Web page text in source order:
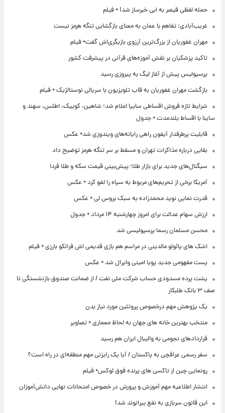
حمله لفظی قیصر به ابی خبرساز شد! + فیلم
غریب‌آبادی: تفاهم با عمان به معنای بازگشایی تنگه هرمز نیست
مهران غفوریان از بزرگ‌ترین آرزوی بازیگری‌اش گفت+ فیلم
تاکید پزشکیان بر نقش آموزه‌های قرآنی در پیشرفت کشور
پرسپولیس پیش از آغاز لیگ به پیروزی رسید
بازگشت مهران غفوریان به قاب تلویزیون با سریالی نوستالژیک + فیلم
شرایط تازه فروش اقساطی سایپا اعلام شد؛ شاهین، کوییک، اطلس، سهند و
ساینا با اقساط بلندمدت + جدول
قابلیت پرطرفدار آیفون راهی رایانه‌های ویندوزی شد+ عکس
بقایی درباره مذاکرات تهران و مسقط بر سر تنگه هرمز توضیح داد
سیگنال‌های جدید برای بازار طلا؛ پیش‌بینی قیمت سکه و طلا فردا
آمریکا برخی از تحریم‌های مربوط به سپاه را لغو کرد + عکس
قدرت نمایی نوید محمدزاده به سبک بروس لی + عکس
ارزش سهام عدالت برای امروز چهارشنبه ۱۴ مرداد + جدول
محسن مسلمان رسما پرسپولیسی شد
اشک های پائولو مالدینی در مراسم هم بازی قدیمی اش فرانکو بارزی + فیلم
پست مفهومی جدید پویا امینی وایرال شد + عکس
پشت پرده‌ مسدودی حساب شرکت ملی نفت / از ضمانت صندوق بازنشستگی تا
صف ۳ بانک طلبکار
یک پژوهش مهم درخصوص پروتئین مورد نیاز بدن
منتخب بهترین خانه های جهان به لحاظ معماری + تصاویر
قراردادهای نجومی به والیبال ایران هم رسید
سفر رسمی عراقچی به پاکستان / آیا یک رایزنی مهم منطقه‌ای در راه است؟
رونمایی چین از تاکسی های پرنده فوق لوکس+ فیلم
انتشار اطلاعیه مهم آموزش و پرورش در خصوص امتحانات نهایی دانش‌آموزان
این قانون سربازی به نفع بیرانوند شد!